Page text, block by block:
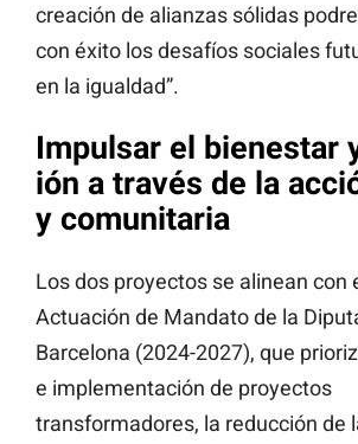
creación de alianzas sólidas
con éxito los desafíos sociales
en la igualdad”.
Impulsar el bienestar
ión a través de la
y comunitaria
Los dos proyectos se alinean con
Actuación de Mandato de la
Barcelona (2024-2027), que
e implementación de proyectos
transformadores, la reducción de